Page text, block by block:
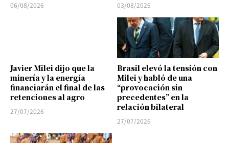
06/08/2026 03/08/2026
Javier Milei dijo que la
minería y la energía
financiarán el final de las
retenciones al agro
27/07/2026
Brasil elevó la tensión con
Milei y habló de una
“provocación sin
precedentes” en la
relación bilateral
27/07/2026